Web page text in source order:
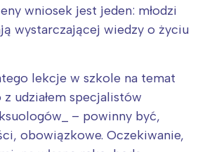
wniosek jest jeden: młodzi
wystarczającej wiedzy o życiu
lekcje w szkole na temat
udziałem specjalistów
– powinny być,
obowiązkowe. Oczekiwanie,